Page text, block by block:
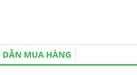
MUA HÀNG